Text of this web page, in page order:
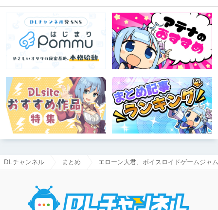
DLチャンネル まとめ エローン大君、ボイスロイドゲームジャ